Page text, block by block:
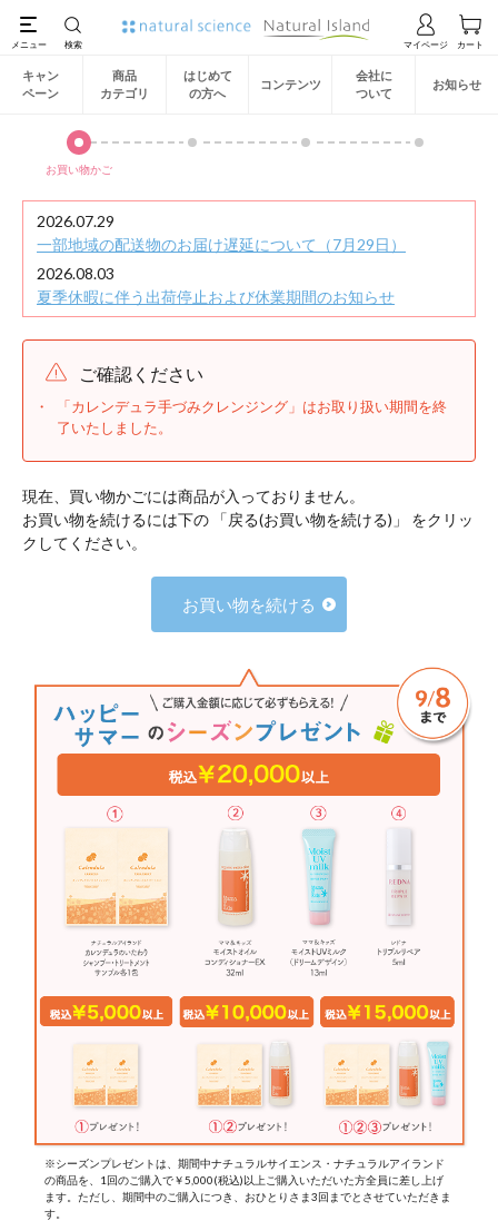
キャン
ペーン
商品
カテゴリ
はじめて
の方へ
コンテンツ
会社に
ついて
お知らせ
お買い物かご
2026.07.29
一部地域の配送物のお届け遅延について（7月29日）
2026.08.03
夏季休暇に伴う出荷停止および休業期間のお知らせ
ご確認ください
「カレンデュラ手づみクレンジング」はお取り扱い期間を終
了いたしました。
現在、買い物かごには商品が入っておりません。
お買い物を続けるには下の 「戻る(お買い物を続ける)」 をクリッ
クしてください。
お買い物を続ける
※シーズンプレゼントは、期間中ナチュラルサイエンス・ナチュラルアイランド
の商品を、1回のご購入で￥5,000(税込)以上ご購入いただいた方全員に差し上げ
ます。ただし、期間中のご購入につき、おひとりさま3回までとさせていただきま
す。